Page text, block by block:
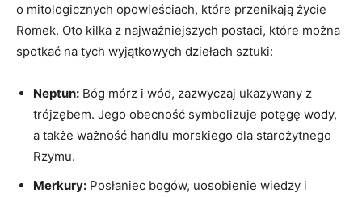
o mitologicznych opowieściach, które przenikają życie
Romek. Oto kilka z najważniejszych postaci, które można
spotkać na tych wyjątkowych dziełach sztuki:
Neptun: Bóg mórz i wód, zazwyczaj ukazywany z
trójzębem. Jego obecność symbolizuje potęgę wody,
a także ważność handlu morskiego dla starożytnego
Rzymu.
Merkury: Posłaniec bogów, uosobienie wiedzy i